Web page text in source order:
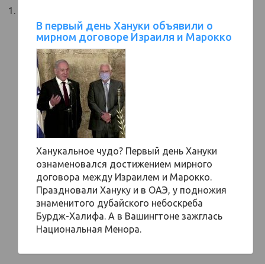
В первый день Хануки объявили о
мирном договоре Израиля и Марокко
Ханукальное чудо? Первый день Хануки
ознаменовался достижением мирного
договора между Израилем и Марокко.
Праздновали Хануку и в ОАЭ, у подножия
знаменитого дубайского небоскреба
Бурдж-Халифа. А в Вашингтоне зажглась
Национальная Менора.